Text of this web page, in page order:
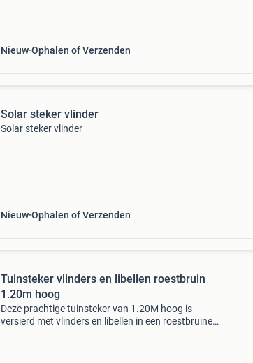
Nieuw Ophalen of Verzenden
Solar steker vlinder
Solar steker vlinder
Nieuw Ophalen of Verzenden
Tuinsteker vlinders en libellen roestbruin
1.20m hoog
Deze prachtige tuinsteker van 1.20M hoog is
versierd met vlinders en libellen in een roestbruine